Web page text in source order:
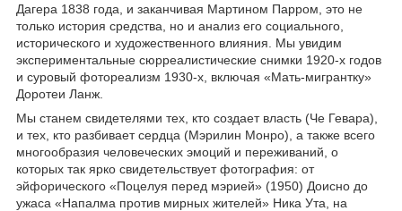
Дагера 1838 года, и заканчивая Мартином Парром, это не
только история средства, но и анализ его социального,
исторического и художественного влияния. Мы увидим
экспериментальные сюрреалистические снимки 1920-х годов
и суровый фотореализм 1930-х, включая «Мать-мигрантку»
Доротеи Ланж.
Мы станем свидетелями тех, кто создает власть (Че Гевара),
и тех, кто разбивает сердца (Мэрилин Монро), а также всего
многообразия человеческих эмоций и переживаний, о
которых так ярко свидетельствует фотография: от
эйфорического «Поцелуя перед мэрией» (1950) Доисно до
ужаса «Напалма против мирных жителей» Ника Ута, на